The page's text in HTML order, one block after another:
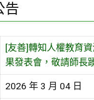
告
[友善]轉知人權教育
果發表會，敬請師長
2026 年 3 月 04 日